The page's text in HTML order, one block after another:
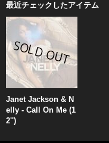
最近チェックしたアイテム
Janet Jackson & N
elly - Call On Me (1
2'')